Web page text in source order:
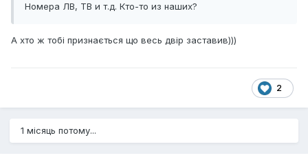
Номера ЛВ, ТВ и т.д. Кто-то из наших?
А хто ж тобі признається що весь двір заставив)))
2
1 місяць потому...